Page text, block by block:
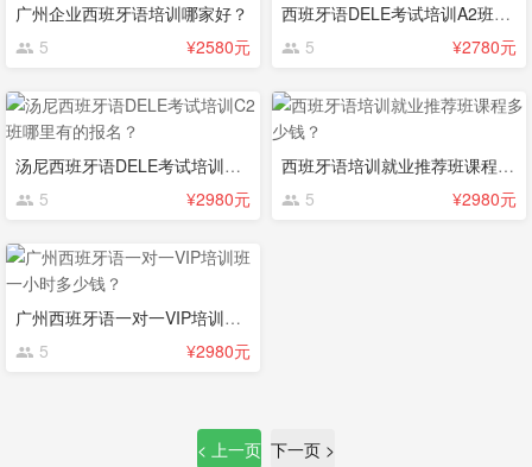
广州企业西班牙语培训哪家好？
5
¥2580元
西班牙语DELE考试培训A2班一般多少钱？
5
¥2780元
汤尼西班牙语DELE考试培训C2班哪里有的报名？
5
¥2980元
西班牙语培训就业推荐班课程多少钱？
5
¥2980元
广州西班牙语一对一VIP培训班一小时多少钱？
5
¥2980元
< 上一页 下一页 >